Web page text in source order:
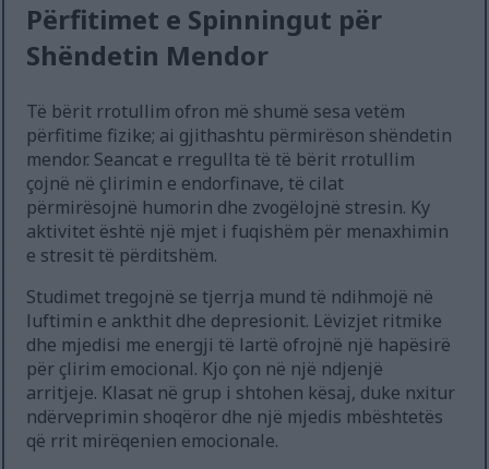
Përfitimet e Spinningut për
Shëndetin Mendor
Të bërit rrotullim ofron më shumë sesa vetëm
përfitime fizike; ai gjithashtu përmirëson shëndetin
mendor. Seancat e rregullta të të bërit rrotullim
çojnë në çlirimin e endorfinave, të cilat
përmirësojnë humorin dhe zvogëlojnë stresin. Ky
aktivitet është një mjet i fuqishëm për menaxhimin
e stresit të përditshëm.
Studimet tregojnë se tjerrja mund të ndihmojë në
luftimin e ankthit dhe depresionit. Lëvizjet ritmike
dhe mjedisi me energji të lartë ofrojnë një hapësirë
për çlirim emocional. Kjo çon në një ndjenjë
arritjeje. Klasat në grup i shtohen kësaj, duke nxitur
ndërveprimin shoqëror dhe një mjedis mbështetës
që rrit mirëqenien emocionale.